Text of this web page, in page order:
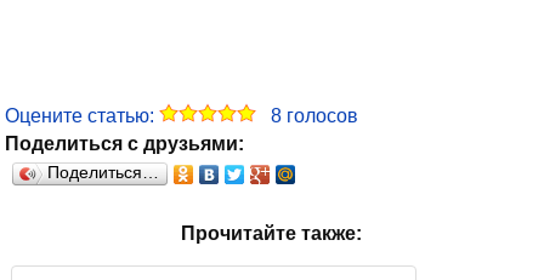
Оцените статью: 8 голосов
Поделиться с друзьями:
Поделиться…
Прочитайте также: